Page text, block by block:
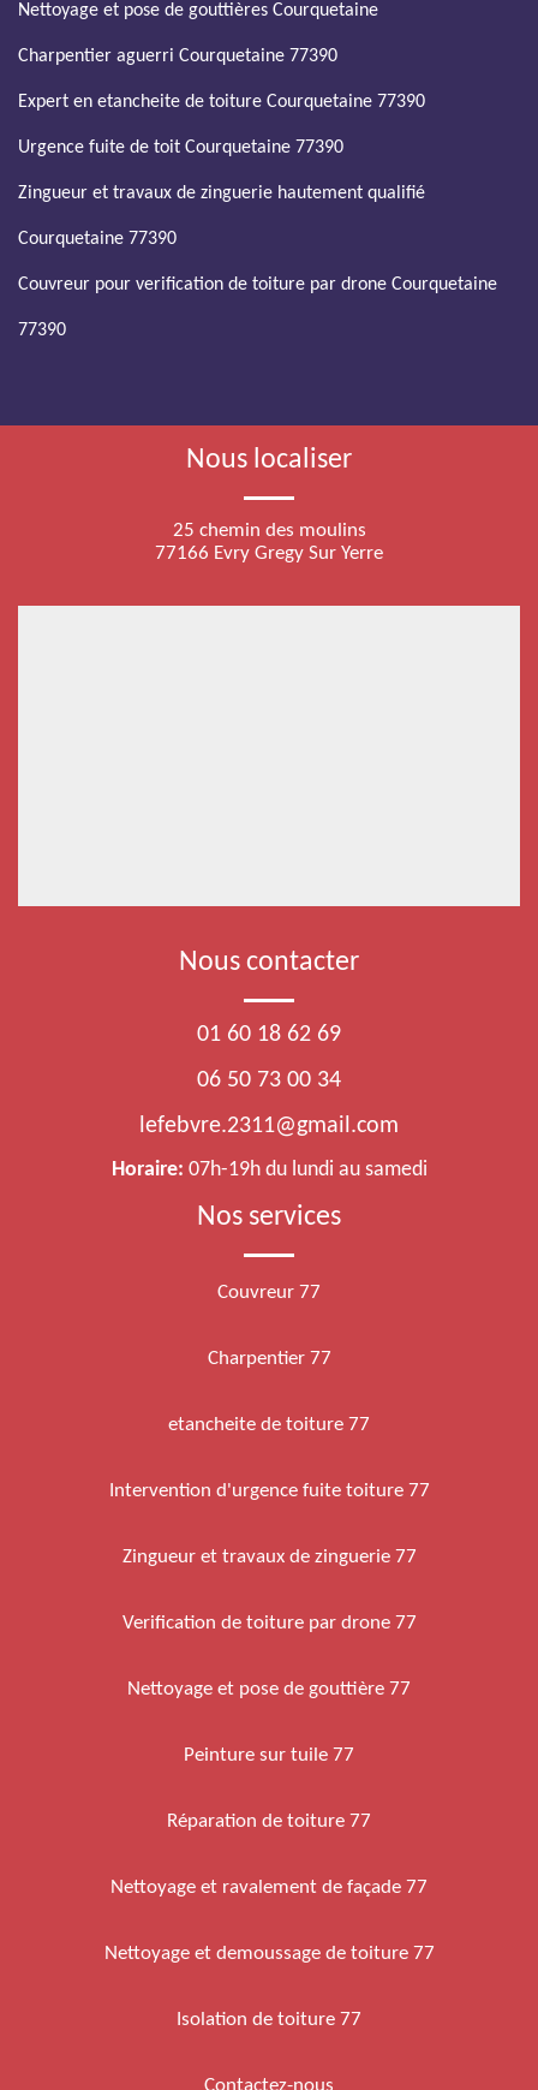
Nettoyage et pose de gouttières Courquetaine
Charpentier aguerri Courquetaine 77390
Expert en etancheite de toiture Courquetaine 77390
Urgence fuite de toit Courquetaine 77390
Zingueur et travaux de zinguerie hautement qualifié
Courquetaine 77390
Couvreur pour verification de toiture par drone Courquetaine
77390
Nous localiser
25 chemin des moulins
77166 Evry Gregy Sur Yerre
Nous contacter
01 60 18 62 69
06 50 73 00 34
lefebvre.2311@gmail.com
Horaire: 07h-19h du lundi au samedi
Nos services
Couvreur 77
Charpentier 77
etancheite de toiture 77
Intervention d'urgence fuite toiture 77
Zingueur et travaux de zinguerie 77
Verification de toiture par drone 77
Nettoyage et pose de gouttière 77
Peinture sur tuile 77
Réparation de toiture 77
Nettoyage et ravalement de façade 77
Nettoyage et demoussage de toiture 77
Isolation de toiture 77
Contactez-nous